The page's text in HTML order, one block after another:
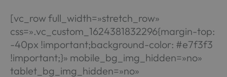
[vc_row full_width=»stretch_row»
css=».vc_custom_1624381832296{margin-top:
-40px !important;background-color: #e7f3f3
!important;}» mobile_bg_img_hidden=»no»
tablet_bg_img_hidden=»no»